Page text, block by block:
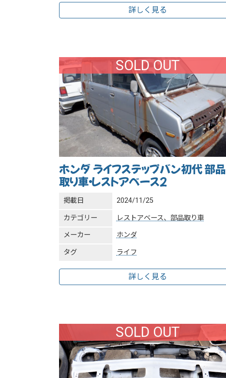
詳しく見る
SOLD OUT
ホンダ ライフステップバン初代 部品
取り車・レストアベース２
掲載日 2024/11/25
カテゴリー レストアベース、部品取り車
メーカー ホンダ
タグ ライフ
詳しく見る
SOLD OUT